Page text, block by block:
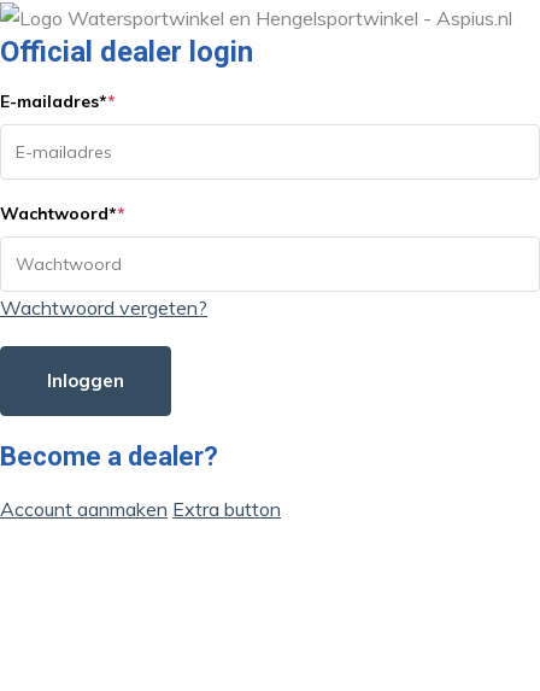
Official dealer login
E-mailadres**
Wachtwoord**
Wachtwoord vergeten?
Inloggen
Become a dealer?
Account aanmaken Extra button